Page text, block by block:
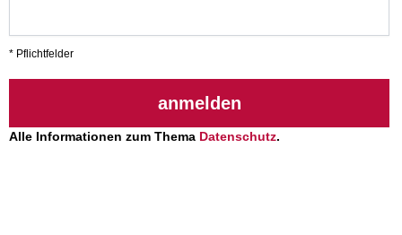
* Pflichtfelder
anmelden
Alle Informationen zum Thema Datenschutz.